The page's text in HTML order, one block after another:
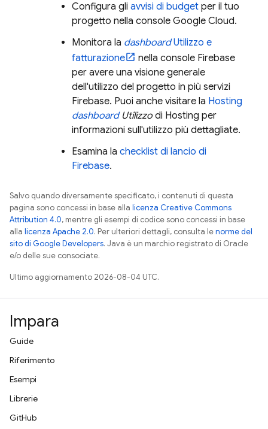
Configura gli avvisi di budget per il tuo
progetto nella console Google Cloud.
Monitora la dashboardUtilizzo e
fatturazione
nella console Firebase
per avere una visione generale
dell'utilizzo del progetto in più servizi
Firebase. Puoi anche visitare la Hosting
dashboardUtilizzo di Hosting per
informazioni sull'utilizzo più dettagliate.
Esamina la checklist di lancio di
Firebase.
Salvo quando diversamente specificato, i contenuti di questa
pagina sono concessi in base alla licenza Creative Commons
Attribution 4.0, mentre gli esempi di codice sono concessi in base
alla licenza Apache 2.0. Per ulteriori dettagli, consulta lenorme del
sito di Google Developers. Java è un marchio registrato di Oracle
e/o delle sue consociate.
Ultimo aggiornamento 2026-08-04 UTC.
Impara
Guide
Riferimento
Esempi
Librerie
GitHub